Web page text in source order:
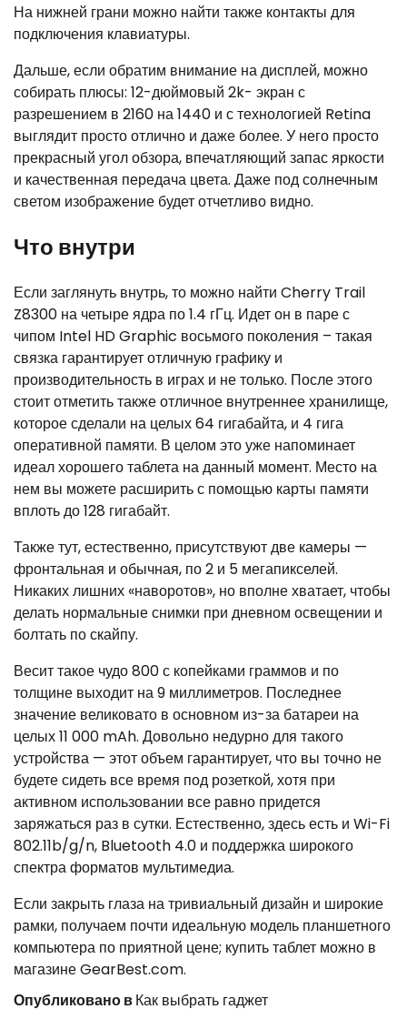
На нижней грани можно найти также контакты для
подключения клавиатуры.
Дальше, если обратим внимание на дисплей, можно
собирать плюсы: 12-дюймовый 2k- экран с
разрешением в 2160 на 1440 и с технологией Retina
выглядит просто отлично и даже более. У него просто
прекрасный угол обзора, впечатляющий запас яркости
и качественная передача цвета. Даже под солнечным
светом изображение будет отчетливо видно.
Что внутри
Если заглянуть внутрь, то можно найти Cherry Trail
Z8300 на четыре ядра по 1.4 гГц. Идет он в паре с
чипом Intel HD Graphic восьмого поколения – такая
связка гарантирует отличную графику и
производительность в играх и не только. После этого
стоит отметить также отличное внутреннее хранилище,
которое сделали на целых 64 гигабайта, и 4 гига
оперативной памяти. В целом это уже напоминает
идеал хорошего таблета на данный момент. Место на
нем вы можете расширить с помощью карты памяти
вплоть до 128 гигабайт.
Также тут, естественно, присутствуют две камеры —
фронтальная и обычная, по 2 и 5 мегапикселей.
Никаких лишних «наворотов», но вполне хватает, чтобы
делать нормальные снимки при дневном освещении и
болтать по скайпу.
Весит такое чудо 800 с копейками граммов и по
толщине выходит на 9 миллиметров. Последнее
значение великовато в основном из-за батареи на
целых 11 000 mAh. Довольно недурно для такого
устройства — этот объем гарантирует, что вы точно не
будете сидеть все время под розеткой, хотя при
активном использовании все равно придется
заряжаться раз в сутки. Естественно, здесь есть и Wi-Fi
802.11b/g/n, Bluetooth 4.0 и поддержка широкого
спектра форматов мультимедиа.
Если закрыть глаза на тривиальный дизайн и широкие
рамки, получаем почти идеальную модель планшетного
компьютера по приятной цене; купить таблет можно в
магазине GearBest.com.
Опубликовано вКак выбрать гаджет